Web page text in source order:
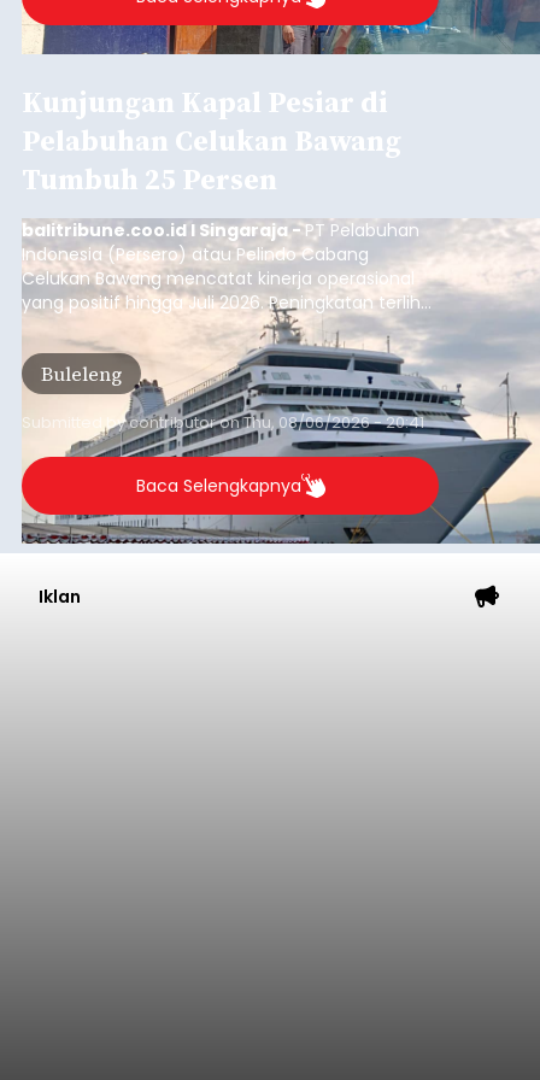
Kunjungan Kapal Pesiar di
Pelabuhan Celukan Bawang
Tumbuh 25 Persen
balitribune.coo.id I Singaraja -PT Pelabuhan
Indonesia (Persero) atau Pelindo Cabang
Celukan Bawang mencatat kinerja operasional
yang positif hingga Juli 2026. Peningkatan terlihat
dari arus kapal yang mencapai 1,48 juta Gross
Tonnage (GT), atau tumbuh 12,4 persen
dibandingkan periode yang sama tahun lalu
yang tercatat sebesar 1,32 juta GT.
Buleleng
Submitted bycontributoronThu, 08/06/2026 - 20:41
Baca Selengkapnya
Iklan